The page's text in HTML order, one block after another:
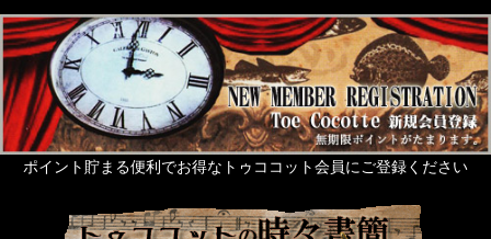
ポイント貯まる便利でお得なトゥココット会員にご登録ください